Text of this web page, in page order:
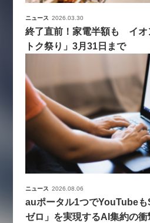
ニュース 2026.03.30
終了直前！家電半額も イオ
トク祭り」3月31日まで
ニュース 2026.08.06
auポータル1つでYouTube
ゼロ」を実現するAI集約の衝